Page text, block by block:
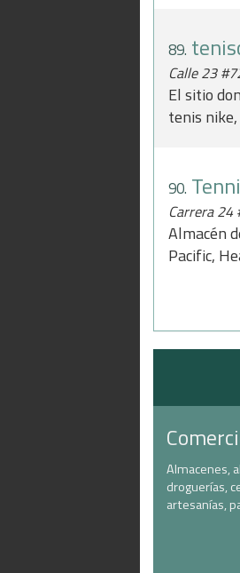
89.
Calle 23
El sitio
tenis
90.
Carrera
Almacén
Pacific,
Almacenes,
droguerías,
artesanías,